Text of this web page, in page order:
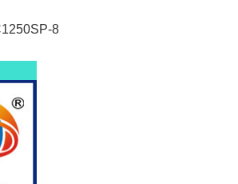
8